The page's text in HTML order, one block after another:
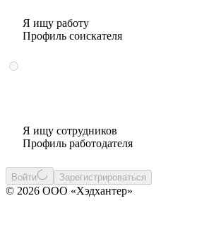
Я ищу работу
Профиль соискателя
Я ищу сотрудников
Профиль работодателя
Войти Зарегистрироваться
© 2026 ООО «Хэдхантер»